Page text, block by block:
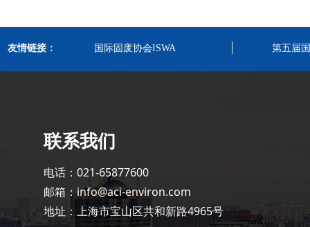
友情链接： 国际固废协会ISWA 第五届
联系我们
电话：021-65877600
邮箱：info@aci-environ.com
地址：上海市宝山区共和新路4965号